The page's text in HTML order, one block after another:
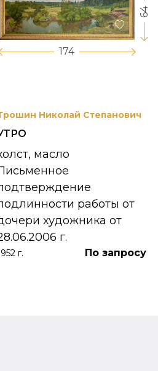
174
64
Николай Степанович
масло
работы от
художника от
г.
г. По запросу